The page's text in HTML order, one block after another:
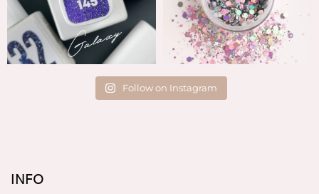
Follow on Instagram
INFO